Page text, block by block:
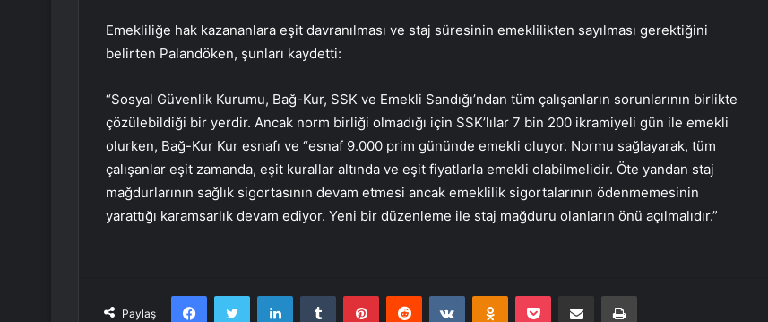
Emekliliğe hak kazananlara eşit davranılması ve staj süresinin emeklilikten sayılması gerektiğini
belirten Palandöken, şunları kaydetti:
“Sosyal Güvenlik Kurumu, Bağ-Kur, SSK ve Emekli Sandığı’ndan tüm çalışanların sorunlarının birlikte
çözülebildiği bir yerdir. Ancak norm birliği olmadığı için SSK’lılar 7 bin 200 ikramiyeli gün ile emekli
olurken, Bağ-Kur Kur esnafı ve “esnaf 9.000 prim gününde emekli oluyor. Normu sağlayarak, tüm
çalışanlar eşit zamanda, eşit kurallar altında ve eşit fiyatlarla emekli olabilmelidir. Öte yandan staj
mağdurlarının sağlık sigortasının devam etmesi ancak emeklilik sigortalarının ödenmemesinin
yarattığı karamsarlık devam ediyor. Yeni bir düzenleme ile staj mağduru olanların önü açılmalıdır.”
Paylaş
FacebookTwitter LinkedInTumblr PinterestReddit VKontakteOdnoklassniki
Pocket E-Posta ile paylaş Yazdır